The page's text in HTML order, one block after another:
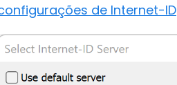
de Internet-ID